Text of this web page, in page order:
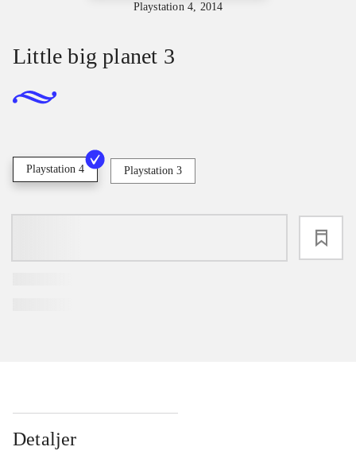
Playstation 4, 2014
Little big planet 3
Playstation 4 Playstation 3
Detaljer